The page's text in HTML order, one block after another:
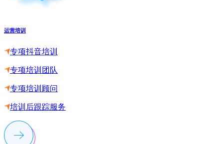
运营培训
专项抖音培训
专项培训团队
专项培训顾问
培训后跟踪服务